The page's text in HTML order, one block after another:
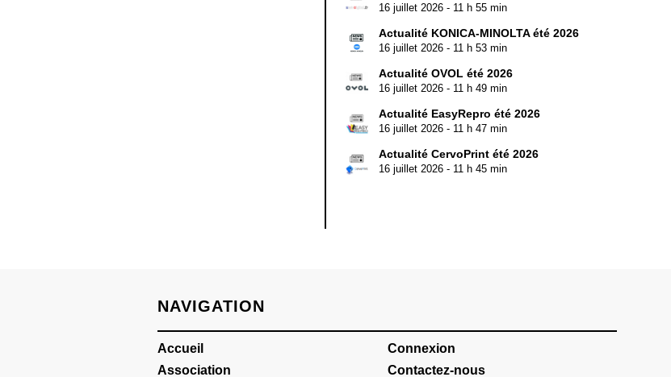
16 juillet 2026 - 11 h 55 min
Actualité KONICA-MINOLTA été 2026
16 juillet 2026 - 11 h 53 min
Actualité OVOL été 2026
16 juillet 2026 - 11 h 49 min
Actualité EasyRepro été 2026
16 juillet 2026 - 11 h 47 min
Actualité CervoPrint été 2026
16 juillet 2026 - 11 h 45 min
NAVIGATION
Accueil
Association
Connexion
Contactez-nous